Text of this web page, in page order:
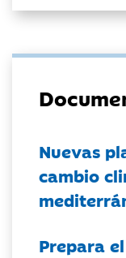
Nuevas
cambio
Prepara